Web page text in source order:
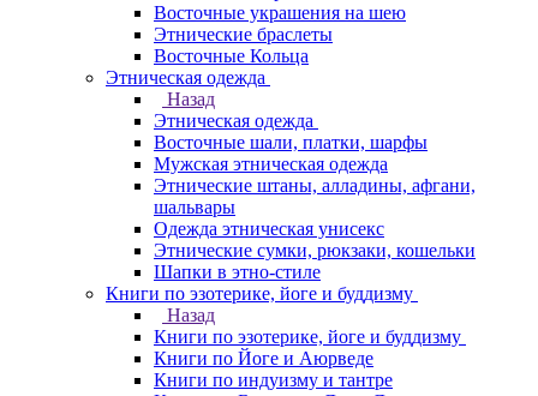
Восточные украшения на шею
Этнические браслеты
Восточные Кольца
Этническая одежда
Назад
Этническая одежда
Восточные шали, платки, шарфы
Мужская этническая одежда
Этнические штаны, алладины, афгани,
шальвары
Одежда этническая унисекс
Этнические сумки, рюкзаки, кошельки
Шапки в этно-стиле
Книги по эзотерике, йоге и буддизму
Назад
Книги по эзотерике, йоге и буддизму
Книги по Йоге и Аюрведе
Книги по индуизму и тантре